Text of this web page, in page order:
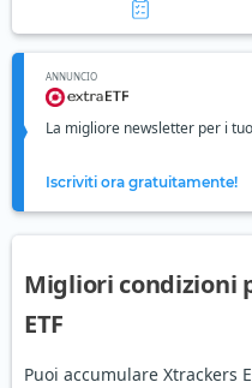
ANNUNCIO
La migliore newsletter per i
Iscriviti ora gratuitamente!
Migliori condizioni
ETF
Puoi accumulare Xtrackers